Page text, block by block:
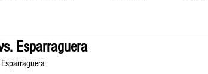
Esparraguera